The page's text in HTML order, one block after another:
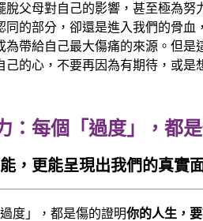
脫父母對自己的影響，甚至極為
的部分，卻還是進入我們的骨
為帶給自己最大傷痛的來源。但
的心，不要再因為有期待，或是
，更能呈現出我們的真實
你的人生，